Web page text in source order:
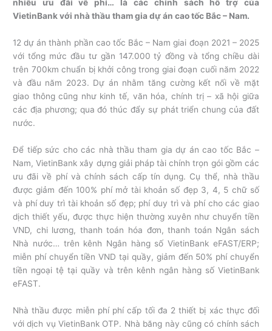
nhiều ưu đãi về phí… là các chính sách hỗ trợ của
VietinBank với nhà thầu tham gia dự án cao tốc Bắc – Nam.
12 dự án thành phần cao tốc Bắc – Nam giai đoạn 2021 – 2025
với tổng mức đầu tư gần 147.000 tỷ đồng và tổng chiều dài
trên 700km chuẩn bị khởi công trong giai đoạn cuối năm 2022
và đầu năm 2023. Dự án nhằm tăng cường kết nối về mặt
giao thông cũng như kinh tế, văn hóa, chính trị – xã hội giữa
các địa phương; qua đó thúc đẩy sự phát triển chung của đất
nước.
Để tiếp sức cho các nhà thầu tham gia dự án cao tốc Bắc –
Nam, VietinBank xây dựng giải pháp tài chính trọn gói gồm các
ưu đãi về phí và chính sách cấp tín dụng. Cụ thể, nhà thầu
được giảm đến 100% phí mở tài khoản số đẹp 3, 4, 5 chữ số
và phí duy trì tài khoản số đẹp; phí duy trì và phí cho các giao
dịch thiết yếu, được thực hiện thường xuyên như chuyển tiền
VND, chi lương, thanh toán hóa đơn, thanh toán Ngân sách
Nhà nước… trên kênh Ngân hàng số VietinBank eFAST/ERP;
miễn phí chuyển tiền VND tại quầy, giảm đến 50% phí chuyển
tiền ngoại tệ tại quầy và trên kênh ngân hàng số VietinBank
eFAST.
Nhà thầu được miễn phí phí cấp tối đa 2 thiết bị xác thực đối
với dịch vụ VietinBank OTP. Nhà băng này cũng có chính sách